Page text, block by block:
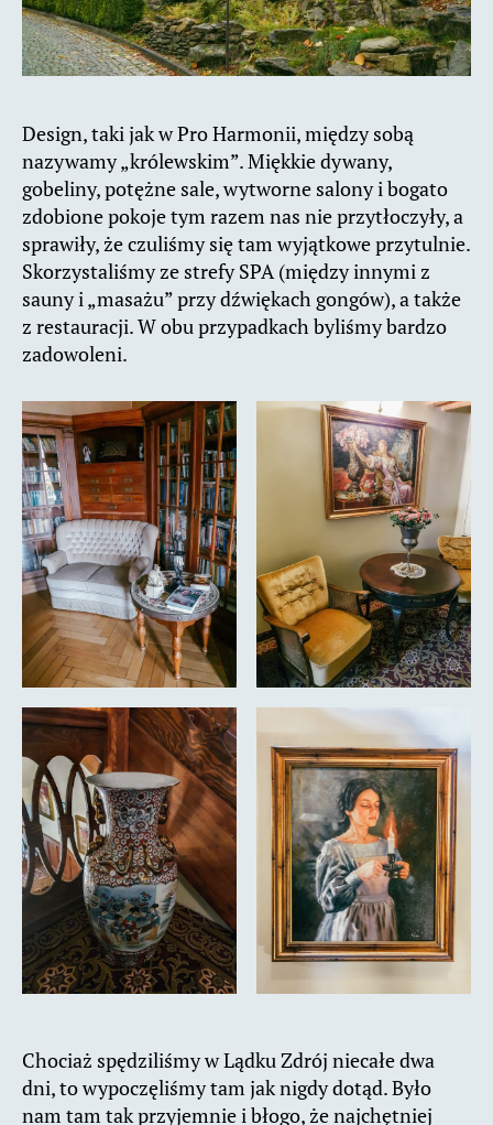
Design, taki jak w Pro Harmonii, między sobą
nazywamy „królewskim”. Miękkie dywany,
gobeliny, potężne sale, wytworne salony i bogato
zdobione pokoje tym razem nas nie przytłoczyły, a
sprawiły, że czuliśmy się tam wyjątkowe przytulnie.
Skorzystaliśmy ze strefy SPA (między innymi z
sauny i „masażu” przy dźwiękach gongów), a także
z restauracji. W obu przypadkach byliśmy bardzo
zadowoleni.
Chociaż spędziliśmy w Lądku Zdrój niecałe dwa
dni, to wypoczęliśmy tam jak nigdy dotąd. Było
nam tam tak przyjemnie i błogo, że najchętniej